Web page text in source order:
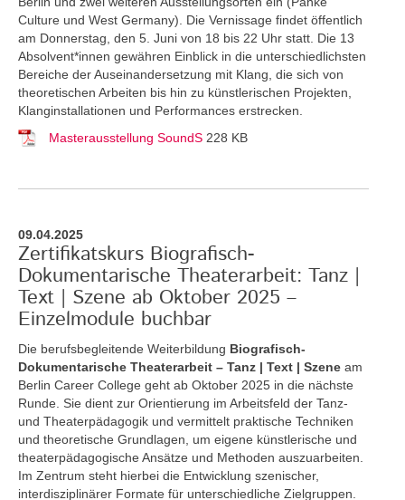
Culture und West Germany). Die Vernissage findet öffentlich
am Donnerstag, den 5. Juni von 18 bis 22 Uhr statt. Die 13
Absolvent*innen gewähren Einblick in die unterschiedlichsten
Bereiche der Auseinandersetzung mit Klang, die sich von
theoretischen Arbeiten bis hin zu künstlerischen Projekten,
Klanginstallationen und Performances erstrecken.
Masterausstellung SoundS 228 KB
09.04.2025
Zertifikatskurs Biografisch-
Dokumentarische Theaterarbeit: Tanz |
Text | Szene ab Oktober 2025 –
Einzelmodule buchbar
Die berufsbegleitende Weiterbildung Biografisch-
Dokumentarische Theaterarbeit – Tanz | Text | Szene am
Berlin Career College geht ab Oktober 2025 in die nächste
Runde. Sie dient zur Orientierung im Arbeitsfeld der Tanz-
und Theaterpädagogik und vermittelt praktische Techniken
und theoretische Grundlagen, um eigene künstlerische und
theaterpädagogische Ansätze und Methoden auszuarbeiten.
Im Zentrum steht hierbei die Entwicklung szenischer,
interdisziplinärer Formate für unterschiedliche Zielgruppen.